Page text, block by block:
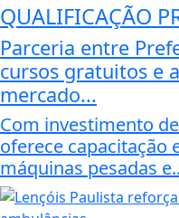
QUALIFICAÇÃO
Parceria entre
cursos gratuitos e
mercado...
Com investimento
oferece capacitação
máquinas pesadas